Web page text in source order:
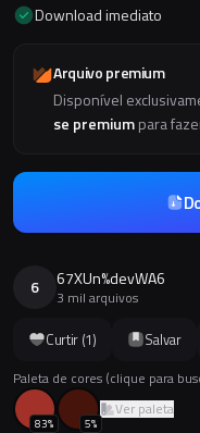
Curtir (1) Salvar
Paleta de cores (clique para
83% 5%
Ver paleta
Download imediato
Arquivo premium
Disponível
se premiumpara
6 67XUn%devWA6
3 mil arquivos